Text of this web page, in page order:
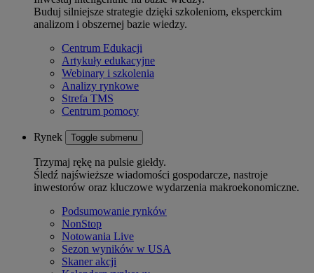
Buduj silniejsze strategie dzięki szkoleniom, eksperckim
analizom i obszernej bazie wiedzy.
Centrum Edukacji
Artykuły edukacyjne
Webinary i szkolenia
Analizy rynkowe
Strefa TMS
Centrum pomocy
Rynek Toggle submenu
Trzymaj rękę na pulsie giełdy.
Śledź najświeższe wiadomości gospodarcze, nastroje
inwestorów oraz kluczowe wydarzenia makroekonomiczne.
Podsumowanie rynków
NonStop
Notowania Live
Sezon wyników w USA
Skaner akcji